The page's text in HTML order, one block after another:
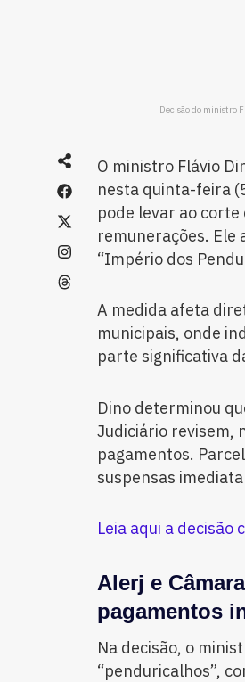
Decisão do ministro
O ministro Flávio
nesta quinta-feira
pode levar ao
remunerações. Ele
“Império dos
A medida afeta
municipais, onde
parte significativa
Dino determinou
Judiciário revisem,
pagamentos.
suspensas
Leia aqui a decisão
Alerj e
pagamentos
Na decisão, o
“penduricalhos”,